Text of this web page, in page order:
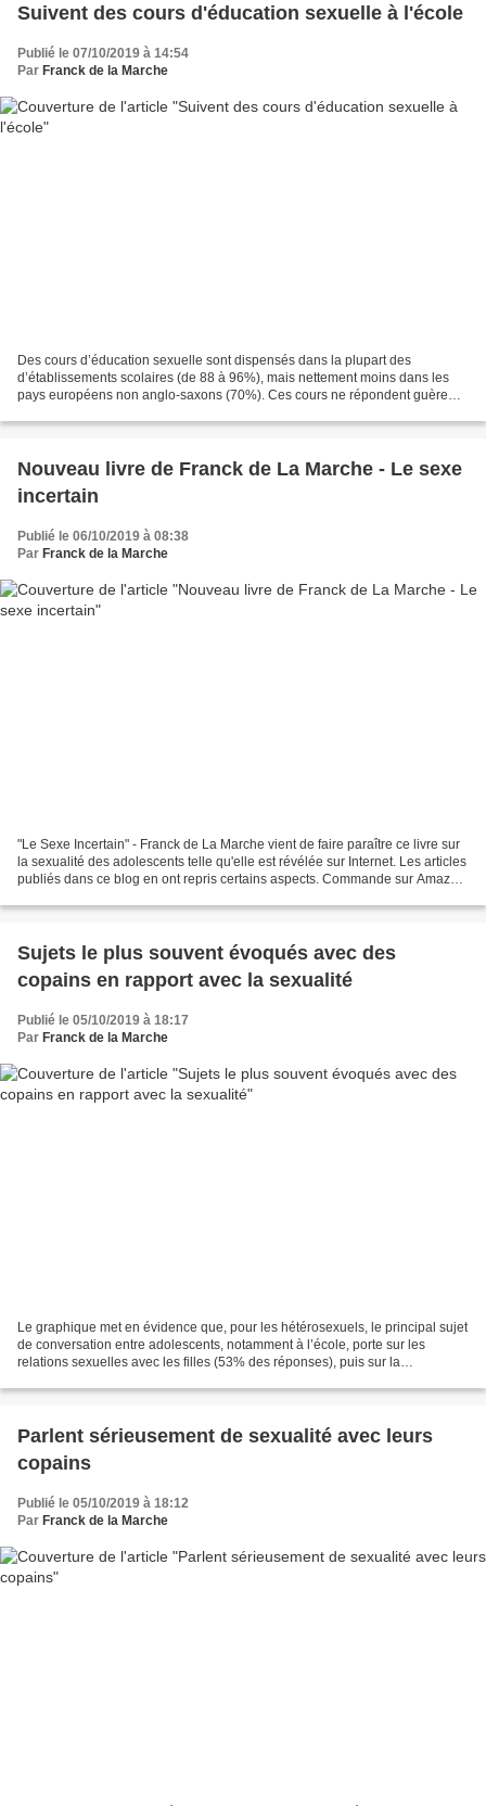
Suivent des cours d'éducation sexuelle à l'école
Publié le 07/10/2019 à 14:54
Par Franck de la Marche
Des cours d’éducation sexuelle sont dispensés dans la plupart des
d’établissements scolaires (de 88 à 96%), mais nettement moins dans les
pays européens non anglo-saxons (70%). Ces cours ne répondent guère
Nouveau livre de Franck de La Marche - Le sexe
incertain
Publié le 06/10/2019 à 08:38
Par Franck de la Marche
"Le Sexe Incertain" - Franck de La Marche vient de faire paraître ce livre sur
la sexualité des adolescents telle qu'elle est révélée sur Internet. Les articles
publiés dans ce blog en ont repris certains aspects. Commande sur Amazon
Sujets le plus souvent évoqués avec des
copains en rapport avec la sexualité
Publié le 05/10/2019 à 18:17
Par Franck de la Marche
Le graphique met en évidence que, pour les hétérosexuels, le principal sujet
de conversation entre adolescents, notamment à l’école, porte sur les
relations sexuelles avec les filles (53% des réponses), puis sur la
Parlent sérieusement de sexualité avec leurs
copains
Publié le 05/10/2019 à 18:12
Par Franck de la Marche